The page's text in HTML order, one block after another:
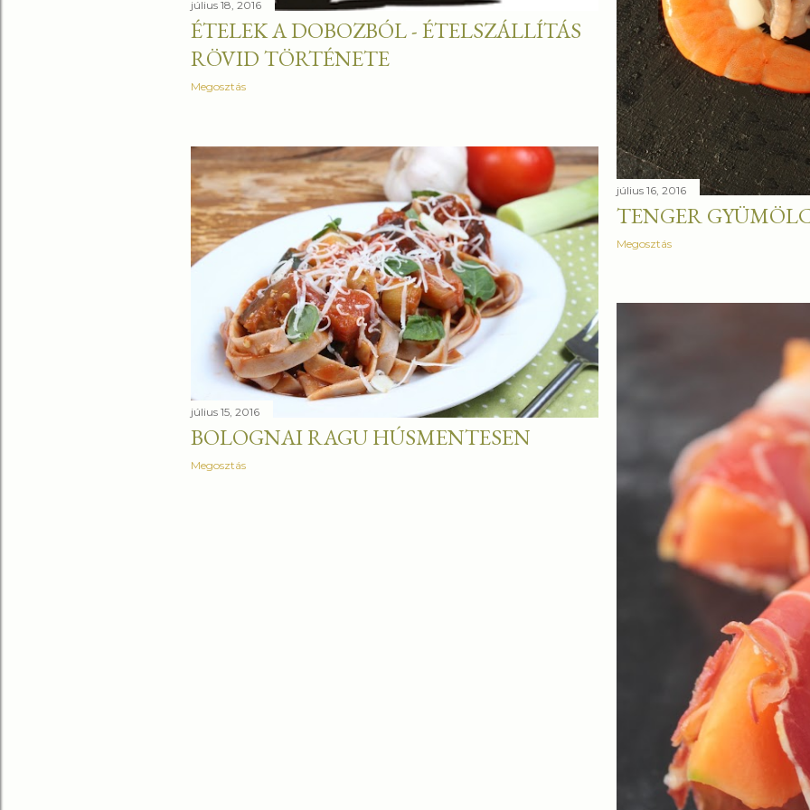
július 18, 2016
ÉTELEK A DOBOZBÓL - ÉTELSZÁLLÍTÁS
RÖVID TÖRTÉNETE
Megosztás
július 16, 2016
TENGER
Megosztás
július 15, 2016
BOLOGNAI RAGU HÚSMENTESEN
Megosztás